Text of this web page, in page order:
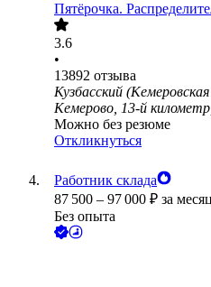
Пятёрочка.
3.6
•
13892 отзыва
Кузбасский
Кемерово, 13-й
Можно без резюме
Откликнуться
Работник склада
87 500 – 97 000 ₽ за
Без опыта